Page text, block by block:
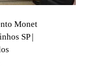
Monet
SP |